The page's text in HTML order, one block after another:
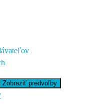
Zobraziť predvoľby